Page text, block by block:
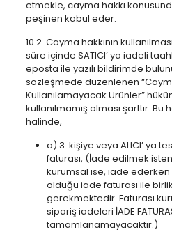
etmekle, cayma hakkı
peşinen kabul eder.
10.2. Cayma hakkının
süre içinde SATICI’ ya iadeli
eposta ile yazılı bildirimde
sözleşmede düzenlenen
Kullanılamayacak Ürünler”
kullanılmamış olması şarttır. Bu
halinde,
a) 3. kişiye veya ALICI’ ya
faturası, (İade edilmek
kurumsal ise, iade
olduğu iade faturası ile
gerekmektedir. Faturası
sipariş iadeleri İADE
tamamlanamayacaktır.)